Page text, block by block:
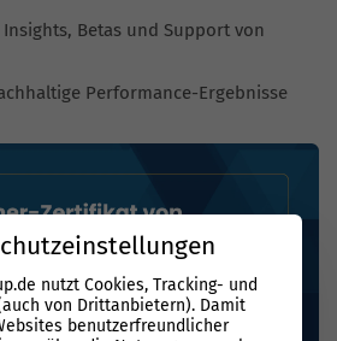
Betas und Support von
Performance-Ergebnisse
nutzt Cookies, Tracking- und
von Drittanbietern). Damit
benutzerfreundlicher